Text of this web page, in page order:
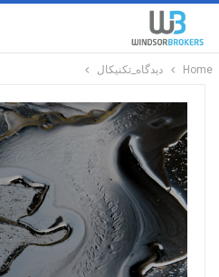
Home دیدگاه_تکنیکال